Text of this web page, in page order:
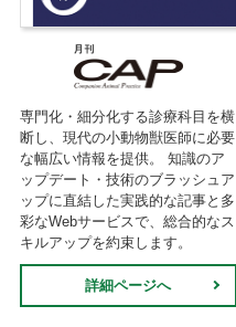
専門化・細分化する診療科目を横
断し、現代の小動物獣医師に必要
な幅広い情報を提供。 知識のア
ップデート・技術のブラッシュア
ップに直結した実践的な記事と多
彩なWebサービスで、総合的なス
キルアップを約束します。
詳細ページへ